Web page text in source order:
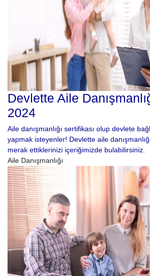
Devlette Aile
2024
Aile danışmanlığı sertifikası olup devlete
yapmak isteyenler! Devlette aile
merak ettiklerinizi içeriğimizde bulabilirsiniz.
Aile Danışmanlığı